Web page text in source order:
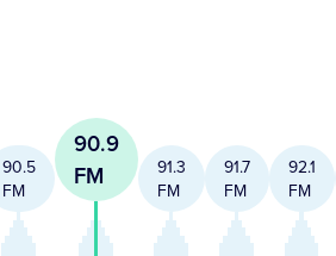
90.5
FM
90.9
FM
91.3
FM
91.7
FM
92.1
FM